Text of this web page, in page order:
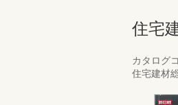
住宅
カタログ
住宅建材